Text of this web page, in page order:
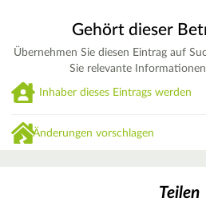
Gehört dieser
Übernehmen Sie diesen Eintrag auf
Sie relevante
Inhaber dieses Eintrags werden
Änderungen vorschlagen
Teilen